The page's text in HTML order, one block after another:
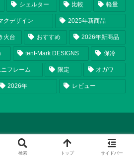
シェルター 比較 軽量
クデザイン 2025年新商品
火台 おすすめ 2026年新商品
tent-Mark DESIGNS 保冷
ニフレーム 限定 オガワ
2026年 レビュー
検索 トップ サイドバー